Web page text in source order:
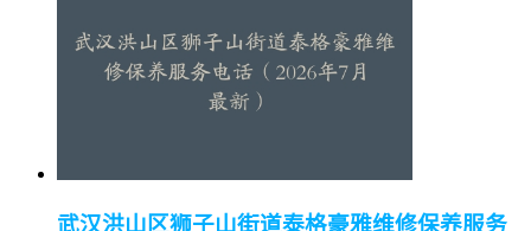
武汉洪山区狮子山街道泰格豪雅维修保养服务